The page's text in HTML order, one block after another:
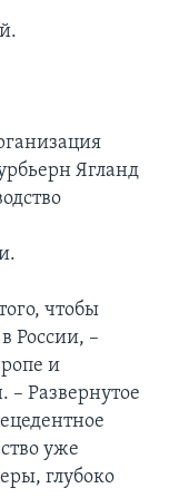
Ягланд
чтобы
России, –
и
Развернутое
уже
глубоко